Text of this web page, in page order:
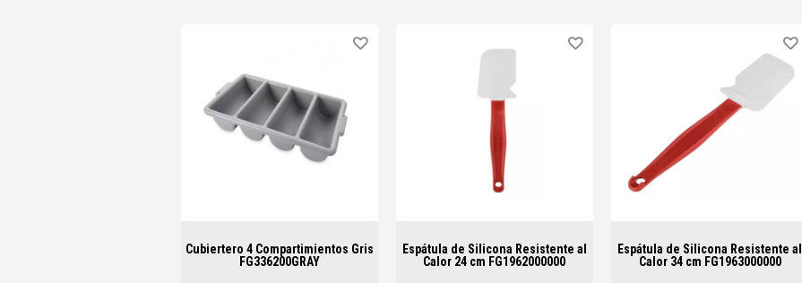
Cubiertero 4 Compartimientos Gris
FG336200GRAY
Espátula de Silicona Resistente al
Calor 24 cm FG1962000000
Espátula de Silicona Resistente al
Calor 34 cm FG1963000000